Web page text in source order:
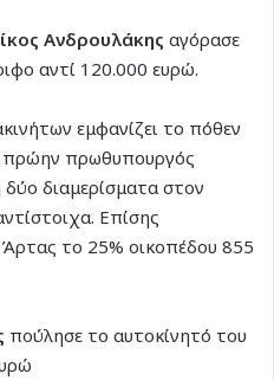
Ανδρουλάκης αγόρασε
αντί 120.000 ευρώ.
εμφανίζει το πόθεν
πρωθυπουργός
διαμερίσματα στον
Επίσης
το 25% οικοπέδου 855
πούλησε το αυτοκίνητό του